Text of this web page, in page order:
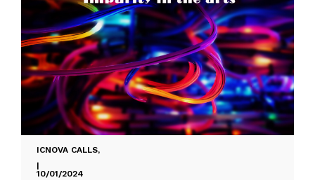
ICNOVA CALLS,
|
10/01/2024